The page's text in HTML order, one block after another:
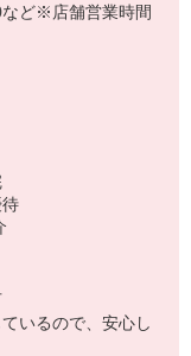
ど※店舗営業時間
いるので、安心し